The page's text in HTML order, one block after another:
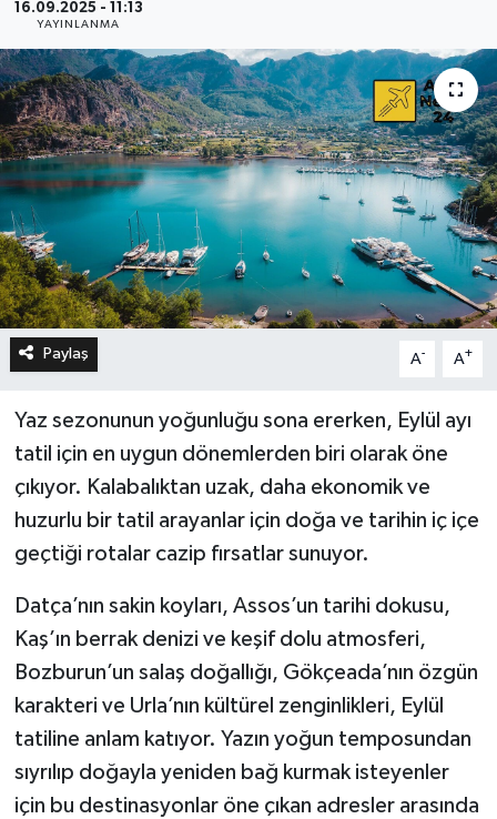
16.09.2025 - 11:13
YAYINLANMA
Paylaş A- A+
Yaz sezonunun yoğunluğu sona ererken, Eylül ayı
tatil için en uygun dönemlerden biri olarak öne
çıkıyor. Kalabalıktan uzak, daha ekonomik ve
huzurlu bir tatil arayanlar için doğa ve tarihin iç içe
geçtiği rotalar cazip fırsatlar sunuyor.
Datça’nın sakin koyları, Assos’un tarihi dokusu,
Kaş’ın berrak denizi ve keşif dolu atmosferi,
Bozburun’un salaş doğallığı, Gökçeada’nın özgün
karakteri ve Urla’nın kültürel zenginlikleri, Eylül
tatiline anlam katıyor. Yazın yoğun temposundan
sıyrılıp doğayla yeniden bağ kurmak isteyenler
için bu destinasyonlar öne çıkan adresler arasında